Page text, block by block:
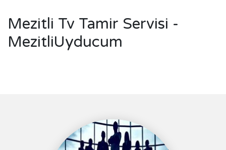
Mezitli Tv Tamir Servisi -
MezitliUyducum